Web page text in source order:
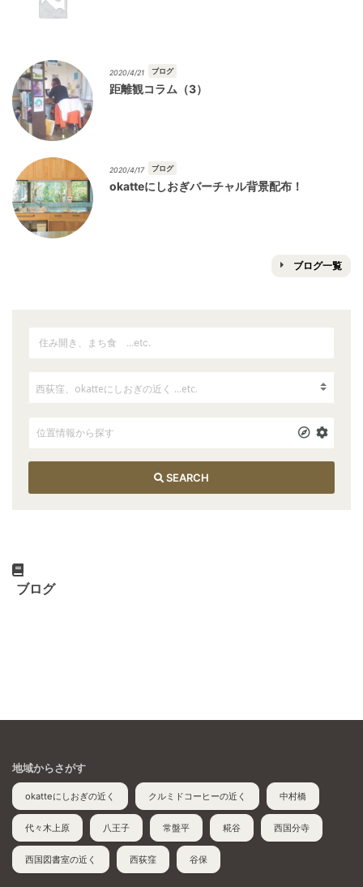
2020/4/21 ブログ
距離観コラム（3）
2020/4/17 ブログ
okatteにしおぎバーチャル背景配布！
ブログ一覧
SEARCH
ブログ
地域からさがす
okatteにしおぎの近く クルミドコーヒーの近く 中村橋
代々木上原 八王子 常盤平 糀谷 西国分寺
西国図書室の近く 西荻窪 谷保